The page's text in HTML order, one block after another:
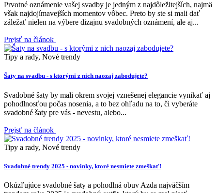
Prvotné oznámenie vašej svadby je jedným z najdôležitejších, najmä
však najdojímavejších momentov vôbec. Preto by ste si mali dať
záležať nielen na výbere dizajnu svadobných oznámení, ale aj...
Prejsť na článok
Tipy a rady, Nové trendy
Šaty na svadbu - s ktorými z nich naozaj zabodujete?
Svadobné šaty by mali okrem svojej vznešenej elegancie vynikať aj
pohodlnosťou počas nosenia, a to bez ohľadu na to, či vyberáte
svadobné šaty pre vás - nevestu, alebo...
Prejsť na článok
Tipy a rady, Nové trendy
Svadobné trendy 2025 - novinky, ktoré nesmiete zmeškať!
Okúzľujúce svadobné šaty a pohodlná obuv Azda najväčším